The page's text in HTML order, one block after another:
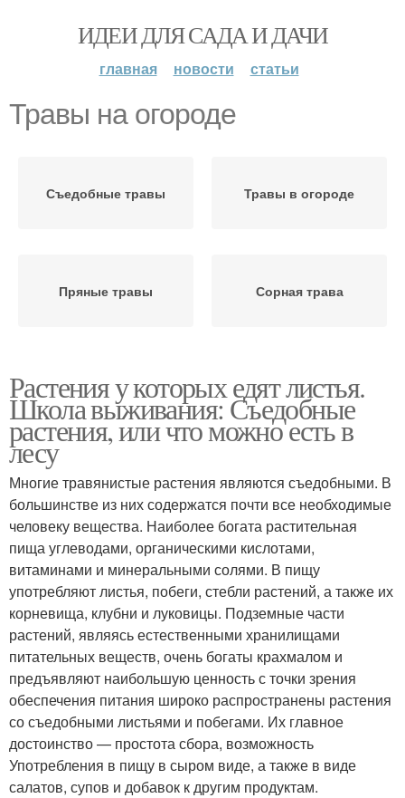
ИДЕИ ДЛЯ САДА И ДАЧИ
главная новости статьи
Травы на огороде
Съедобные травы Травы в огороде
Пряные травы Сорная трава
Растения у которых едят листья.
Школа выживания: Съедобные
растения, или что можно есть в
лесу
Многие травянистые растения являются съедобными. В
большинстве из них содержатся почти все необходимые
человеку вещества. Наиболее богата растительная
пища углеводами, органическими кислотами,
витаминами и минеральными солями. В пищу
употребляют листья, побеги, стебли растений, а также их
корневища, клубни и луковицы. Подземные части
растений, являясь естественными хранилищами
питательных веществ, очень богаты крахмалом и
предъявляют наибольшую ценность с точки зрения
обеспечения питания широко распространены растения
со съедобными листьями и побегами. Их главное
достоинство — простота сбора, возможность
Употребления в пищу в сыром виде, а также в виде
салатов, супов и добавок к другим продуктам.